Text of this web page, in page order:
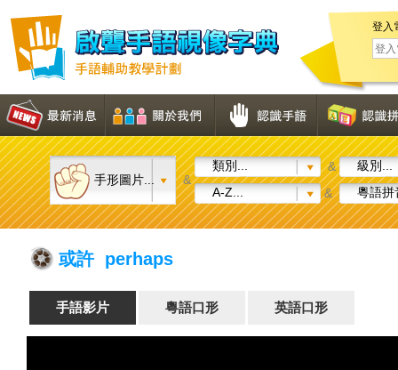
登入
手形圖片... &
類別... &
級別...
A-Z...
& 粵語拼
或許 perhaps
手語影片 粵語口形 英語口形